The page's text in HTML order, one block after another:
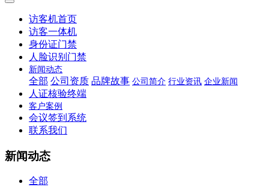
访客机首页
访客一体机
身份证门禁
人脸识别门禁
新闻动态
全部 公司资质 品牌故事 公司简介 行业资讯 企业新闻
人证核验终端
客户案例
会议签到系统
联系我们
新闻动态
全部